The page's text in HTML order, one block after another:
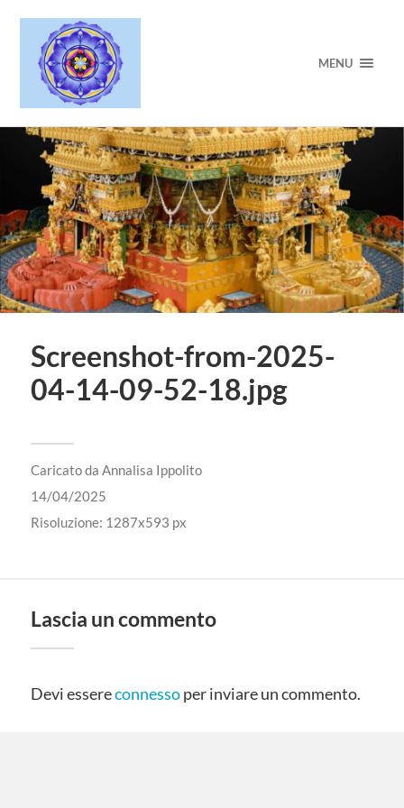
MENU
Screenshot-from-2025-
04-14-09-52-18.jpg
Caricato da Annalisa Ippolito
14/04/2025
Risoluzione: 1287x593 px
Lascia un commento
Devi essereconnessoper inviare un commento.